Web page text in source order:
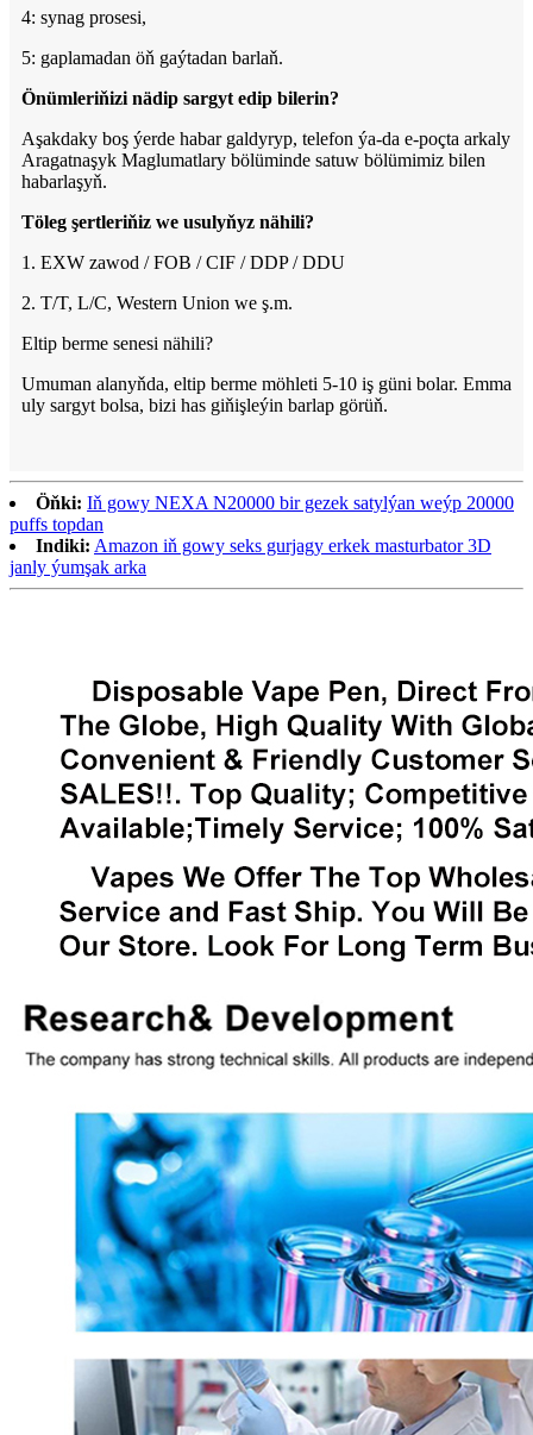
4: synag prosesi,
5: gaplamadan öň gaýtadan barlaň.
Önümleriňizi nädip sargyt edip bilerin?
Aşakdaky boş ýerde habar galdyryp, telefon ýa-da e-poçta arkaly
Aragatnaşyk Maglumatlary bölüminde satuw bölümimiz bilen
habarlaşyň.
Töleg şertleriňiz we usulyňyz nähili?
1. EXW zawod / FOB / CIF / DDP / DDU
2. T/T, L/C, Western Union we ş.m.
Eltip berme senesi nähili?
Umuman alanyňda, eltip berme möhleti 5-10 iş güni bolar. Emma
uly sargyt bolsa, bizi has giňişleýin barlap görüň.
Öňki: Iň gowy NEXA N20000 bir gezek satylýan weýp 20000
puffs topdan
Indiki: Amazon iň gowy seks gurjagy erkek masturbator 3D
janly ýumşak arka